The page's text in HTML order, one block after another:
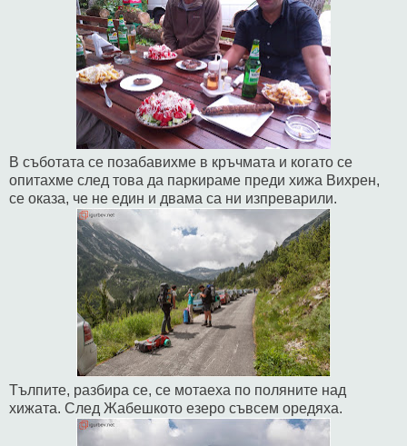
В съботата се позабавихме в кръчмата и когато се
опитахме след това да паркираме преди хижа Вихрен,
се оказа, че не един и двама са ни изпреварили.
Тълпите, разбира се, се мотаеха по поляните над
хижата. След Жабешкото езеро съвсем оредяха.